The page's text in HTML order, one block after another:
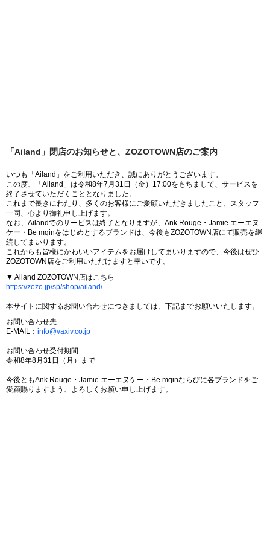
「Ailand」閉店のお知らせと、ZOZOTOWN店のご案内
いつも「Ailand」をご利用いただき、誠にありがとうございます。
この度、「Ailand」は令和8年7月31日（金）17:00をもちまして、サービスを
終了させていただくこととなりました。
これまで長きにわたり、多くのお客様にご愛顧いただきましたこと、スタッフ
一同、心より御礼申し上げます。
なお、Ailandでのサービスは終了となりますが、Ank Rouge・Jamie エーエヌ
ケー・Be mqinをはじめとするブランドは、今後もZOZOTOWN店にて販売を継
続してまいります。
これからも皆様にかわいいアイテムをお届けしてまいりますので、今後はぜひ
ZOZOTOWN店をご利用いただけますと幸いです。
▼ Ailand ZOZOTOWN店はこちら
https://zozo.jp/sp/shop/ailand/
本サイトに関するお問い合わせにつきましては、下記までお願いいたします。
お問い合わせ先
E-MAIL： info@vaxiv.co.jp
お問い合わせ受付期間
令和8年8月31日（月）まで
今後ともAnk Rouge・Jamie エーエヌケー・Be mqinならびに各ブランドをご
愛顧賜りますよう、よろしくお願い申し上げます。